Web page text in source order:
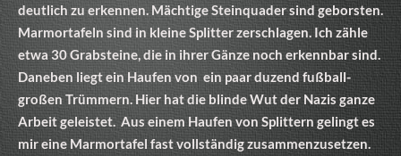
deutlich zu erkennen. Mächtige Steinquader sind geborsten.
Marmortafeln sind in kleine Splitter zerschlagen. Ich zähle
etwa 30 Grabsteine, die in ihrer Gänze noch erkennbar sind.
Daneben liegt ein Haufen von ein paar duzend fußball-
großen Trümmern. Hier hat die blinde Wut der Nazis ganze
Arbeit geleistet. Aus einem Haufen von Splittern gelingt es
mir eine Marmortafel fast vollständig zusammenzusetzen.